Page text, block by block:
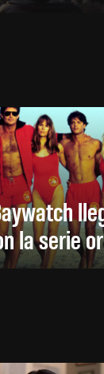
la serie